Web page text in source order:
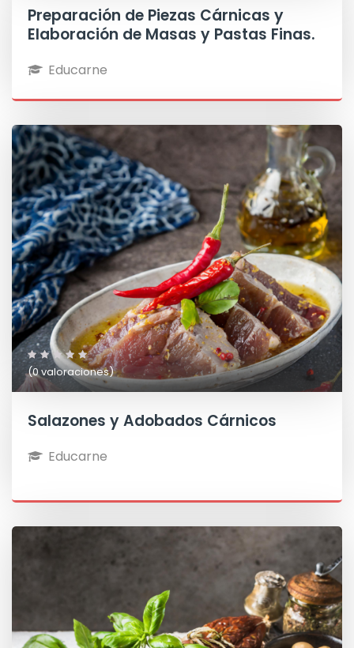
Preparación de Piezas Cárnicas y
Elaboración de Masas y Pastas Finas.
Educarne
(0 valoraciones)
Salazones y Adobados Cárnicos
Educarne